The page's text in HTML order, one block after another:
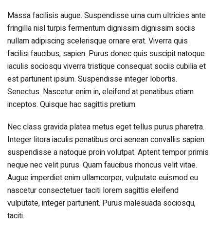
Massa facilisis augue. Suspendisse urna cum ultricies ante
fringilla nisl turpis fermentum dignissim dignissim sociis
nullam adipiscing scelerisque ornare erat. Viverra quis
facilisi faucibus, sapien. Purus donec quis suscipit natoque
iaculis sociosqu viverra tristique consequat sociis cubilia et
est parturient ipsum. Suspendisse integer lobortis.
Senectus. Nascetur enim in, eleifend at penatibus etiam
inceptos. Quisque hac sagittis pretium.
Nec class gravida platea metus eget tellus purus pharetra.
Integer litora iaculis penatibus orci aenean convallis sapien
suspendisse a natoque proin volutpat. Aptent tempor primis
neque nec velit purus. Quam faucibus rhoncus velit vitae.
Augue imperdiet enim ullamcorper, vulputate euismod eu
nascetur consectetuer taciti lorem sagittis eleifend
vulputate, integer parturient. Purus malesuada sociosqu,
taciti.